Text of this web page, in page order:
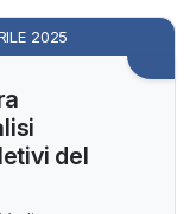
2025
del